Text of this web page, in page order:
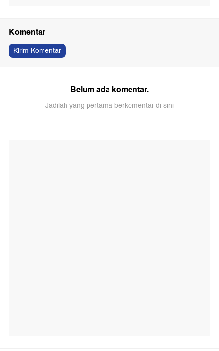
Komentar
Kirim Komentar
Belum ada komentar.
Jadilah yang pertama berkomentar di sini